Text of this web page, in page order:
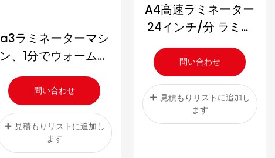
a3ラミネーターマシ
ン、1分でウォームア
ップ、ラミネート速
度500mm/
分/50Hz、アクティ
ブジャミングプロテ
クション付き、オフ
問い合わせ
見積もりリストに追加し
ます
A4高速ラミネーター
24インチ/分 ラミネ
ート速度 4分 ウォー
ムアップ パウチトレ
イガイド付き
DL908H
問い合わせ
見積もりリストに追加し
ます